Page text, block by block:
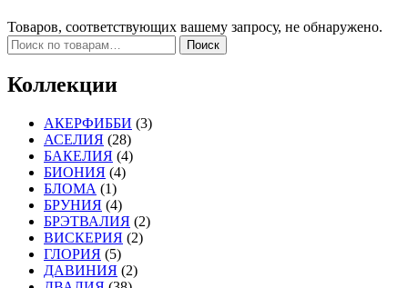
Товаров, соответствующих вашему запросу, не обнаружено.
Искать:
Поиск
Коллекции
АКЕРФИББИ (3)
АСЕЛИЯ (28)
БАКЕЛИЯ (4)
БИОНИЯ (4)
БЛОМА (1)
БРУНИЯ (4)
БРЭТВАЛИЯ (2)
ВИСКЕРИЯ (2)
ГЛОРИЯ (5)
ДАВИНИЯ (2)